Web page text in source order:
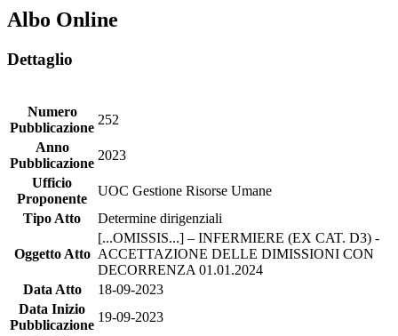
Albo Online
Dettaglio
Numero
Pubblicazione
252
Anno
Pubblicazione
2023
Ufficio
Proponente
UOC Gestione Risorse Umane
Tipo Atto
Determine dirigenziali
Oggetto Atto
[...OMISSIS...] – INFERMIERE (EX CAT. D3) -
ACCETTAZIONE DELLE DIMISSIONI CON
DECORRENZA 01.01.2024
Data Atto
18-09-2023
Data Inizio
Pubblicazione
19-09-2023